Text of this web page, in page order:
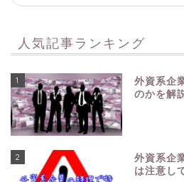
人気記事ランキング
1
外資系企
のかを解
2
外資系企
は注意し